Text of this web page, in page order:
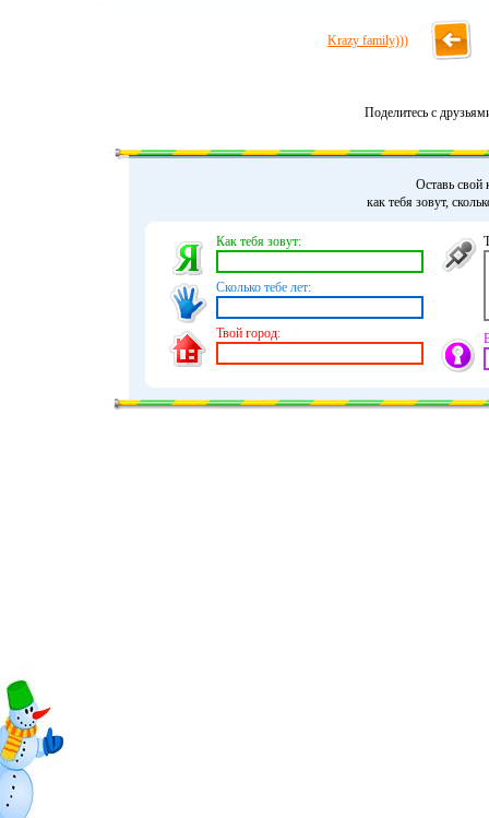
Krazy family)))
Поделитесь с
Оставь свой
как тебя зовут,
Как тебя зовут:
Сколько тебе лет:
Твой город: